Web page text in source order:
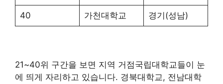
40 가천대학교 경기(성남)
21~40위 구간을 보면 지역 거점국립대학교들이 눈
에 띄게 자리하고 있습니다. 경북대학교, 전남대학